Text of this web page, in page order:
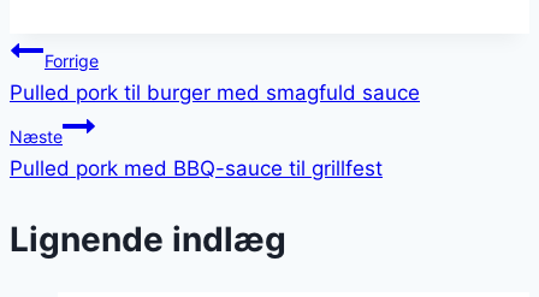
Indlægsnavigation
Forrige
Pulled pork til burger med smagfuld sauce
Næste
Pulled pork med BBQ-sauce til grillfest
Lignende indlæg